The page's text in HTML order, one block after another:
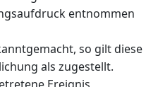
entnommen
so gilt diese
als zugestellt.
Ereignis